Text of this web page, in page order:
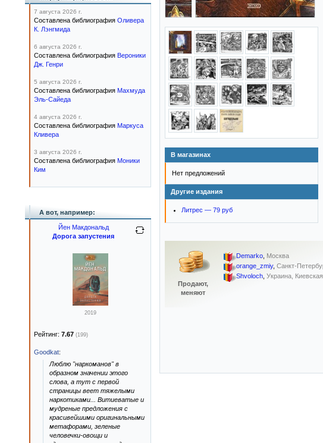
В магазинах
Нет предложений
Другие издания
Литрес — 79 руб
Продают,
меняют
Demarko, Москва
orange_zmiy, Санкт-
Shvoloch, Украина,
7 августа 2026 г.
Составлена библиография Оливера
К. Лэнгмида
6 августа 2026 г.
Составлена библиография Вероники
Дж. Генри
5 августа 2026 г.
Составлена библиография Махмуда
Эль-Сайеда
4 августа 2026 г.
Составлена библиография Маркуса
Кливера
3 августа 2026 г.
Составлена библиография Моники
Ким
А вот, например:
Йен Макдональд
Дорога запустения
2019
Рейтинг: 7.67 (199)
Goodkat:
Люблю "наркоманов" в
образном значении этого
слова, а тут с первой
страницы веет тяжелыми
наркотиками... Витиеватые и
мудреные предложения с
красивейшими оригинальными
метафорами, зеленые
человечки-овощи и